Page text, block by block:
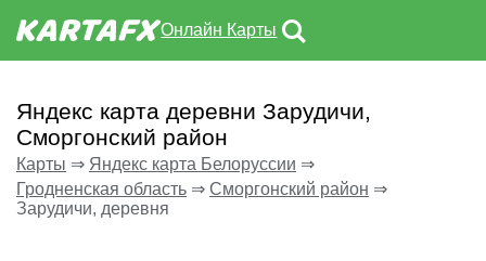
Онлайн Карты
Яндекс карта деревни Зарудичи,
Сморгонский район
Карты ⇒ Яндекс карта Белоруссии ⇒
Гродненская область ⇒ Сморгонский район ⇒
Зарудичи, деревня